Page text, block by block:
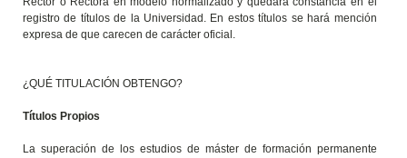
registro de títulos de la Universidad. En estos títulos se hará mención
expresa de que carecen de carácter oficial.
¿QUÉ TITULACIÓN OBTENGO?
Títulos Propios
La superación de los estudios de máster de formación permanente